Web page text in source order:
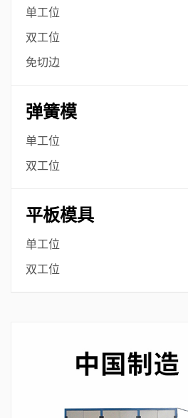
单工位
双工位
免切边
弹簧模
单工位
双工位
平板模具
单工位
双工位